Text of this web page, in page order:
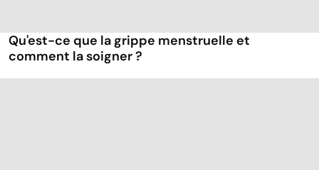
Qu'est-ce que la grippe menstruelle et
comment la soigner ?